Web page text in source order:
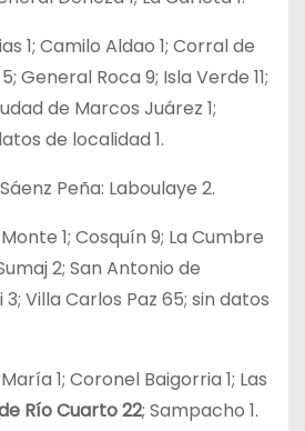
1; Camilo Aldao 1; Corral de
General Roca 9; Isla Verde 11;
de Marcos Juárez 1;
de localidad 1.
Peña: Laboulaye 2.
1; Cosquín 9; La Cumbre
2; San Antonio de
Villa Carlos Paz 65; sin datos
1; Coronel Baigorria 1; Las
Río Cuarto 22; Sampacho 1.